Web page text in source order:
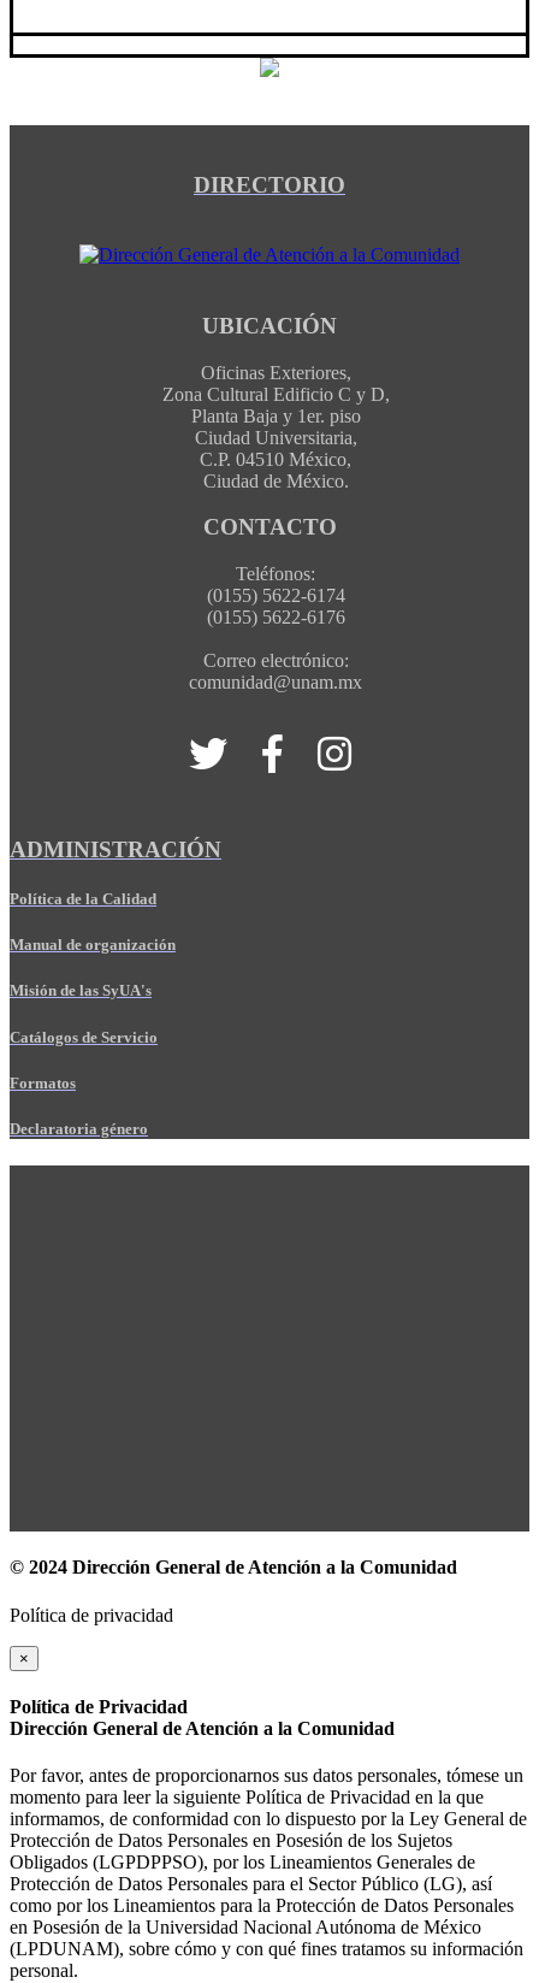
DIRECTORIO
UBICACIÓN
Oficinas Exteriores,
Zona Cultural Edificio C y D,
Planta Baja y 1er. piso
Ciudad Universitaria,
C.P. 04510 México,
Ciudad de México.
CONTACTO
Teléfonos:
(0155) 5622-6174
(0155) 5622-6176
Correo electrónico:
comunidad@unam.mx
ADMINISTRACIÓN
Política de la Calidad
Manual de organización
Misión de las SyUA's
Catálogos de Servicio
Formatos
Declaratoria género
© 2024 Dirección General de Atención a la Comunidad
Política de privacidad
×
Política de Privacidad
Dirección General de Atención a la Comunidad
Por favor, antes de proporcionarnos sus datos personales, tómese un
momento para leer la siguiente Política de Privacidad en la que
informamos, de conformidad con lo dispuesto por la Ley General de
Protección de Datos Personales en Posesión de los Sujetos
Obligados (LGPDPPSO), por los Lineamientos Generales de
Protección de Datos Personales para el Sector Público (LG), así
como por los Lineamientos para la Protección de Datos Personales
en Posesión de la Universidad Nacional Autónoma de México
(LPDUNAM), sobre cómo y con qué fines tratamos su información
personal.